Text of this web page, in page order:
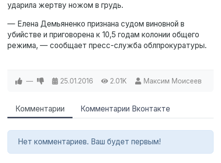
ударила жертву ножом в грудь.
— Елена Демьяненко признана судом виновной в
убийстве и приговорена к 10,5 годам колонии общего
режима, — сообщает пресс-служба облпрокуратуры.
— 25.01.2016 2.01K Максим Моисеев
Комментарии Комментарии Вконтакте
Нет комментариев. Ваш будет первым!